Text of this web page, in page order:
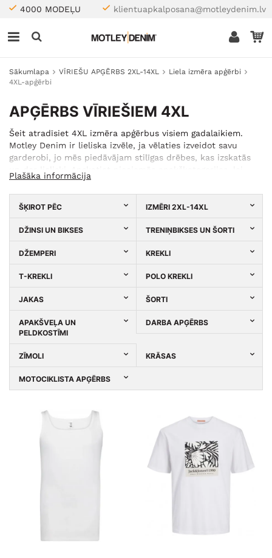
4000 MODEĻU klientuapkalposana@motleydenim.lv
Sākumlapa VĪRIEŠU APĢĒRBS 2XL-14XL
Liela izmēra apģērbi
4XL-apģērbi
APĢĒRBS VĪRIEŠIEM 4XL
Šeit atradīsiet 4XL izmēra apģērbus visiem gadalaikiem.
Motley Denim ir lieliska izvēle, ja vēlaties izveidot savu
garderobi, jo mēs piedāvājam stilīgas drēbes, kas izskatās
atrastu tieši tās 4XL izmēra drēbes, kādas jau sen vēlaties
iegādāties!
Plašāka informācija
ŠĶIROT PĒC IZMĒRI 2XL-14XL
DŽINSI UN BIKSES TRENIŅBIKSES UN ŠORTI
DŽEMPERI KREKLI
T-KREKLI POLO KREKLI
JAKAS ŠORTI
APAKŠVEĻA UN
PELDKOSTĪMI
DARBA APĢĒRBS
ZĪMOLI KRĀSAS
MOTOCIKLISTA APĢĒRBS